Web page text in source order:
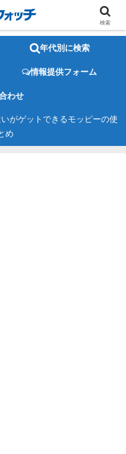
年代別に検索
情報提供フォーム
わせ
がゲットできるモッピーの使
め
検索